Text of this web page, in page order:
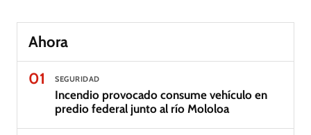
Ahora
01
SEGURIDAD
Incendio provocado consume vehículo en
predio federal junto al río Mololoa